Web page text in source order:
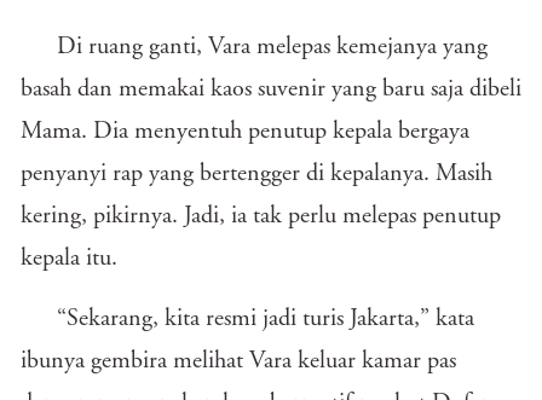
Di ruang ganti, Vara melepas kemejanya yang
basah dan memakai kaos suvenir yang baru saja dibeli
Mama. Dia menyentuh penutup kepala bergaya
penyanyi rap yang bertengger di kepalanya. Masih
kering, pikirnya. Jadi, ia tak perlu melepas penutup
kepala itu.
“Sekarang, kita resmi jadi turis Jakarta,” kata
ibunya gembira melihat Vara keluar kamar pas